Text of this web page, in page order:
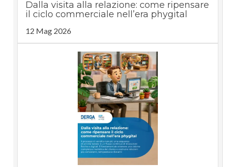
Dalla visita alla relazione: come ripensare
il ciclo commerciale nell’era phygital
12 Mag 2026